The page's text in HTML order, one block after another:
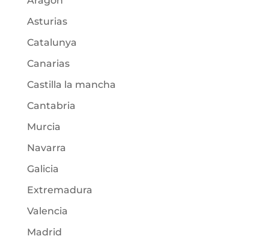
Asturias
Catalunya
Canarias
Castilla la mancha
Cantabria
Murcia
Navarra
Galicia
Extremadura
Valencia
Madrid